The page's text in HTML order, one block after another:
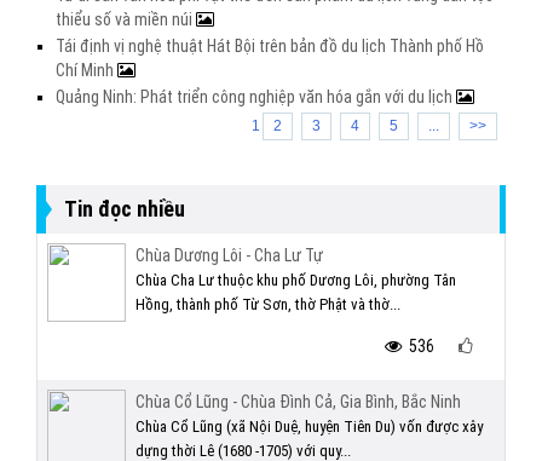
thiểu số và miền núi
Tái định vị nghệ thuật Hát Bội trên bản đồ du lịch Thành phố Hồ
Chí Minh
Quảng Ninh: Phát triển công nghiệp văn hóa gắn với du lịch
1 2 3 4 5 ... >>
Tin đọc nhiều
Chùa Dương Lôi - Cha Lư Tự
Chùa Cha Lư thuộc khu phố Dương Lôi, phường Tân
Hồng, thành phố Từ Sơn, thờ Phật và thờ...
536
Chùa Cổ Lũng - Chùa Đình Cả, Gia Bình, Bắc Ninh
Chùa Cổ Lũng (xã Nội Duệ, huyện Tiên Du) vốn được xây
dựng thời Lê (1680 -1705) với quy...